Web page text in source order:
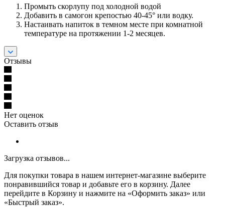
Промыть скорлупу под холодной водой
Добавить в самогон крепостью 40-45° или водку.
Настаивать напиток в темном месте при комнатной
температуре на протяжении 1-2 месяцев.
Отзывы
Нет оценок
Оставить отзыв
Загрузка отзывов...
Для покупки товара в нашем интернет-магазине выберите
понравившийся товар и добавьте его в корзину. Далее
перейдите в Корзину и нажмите на «Оформить заказ» или
«Быстрый заказ».